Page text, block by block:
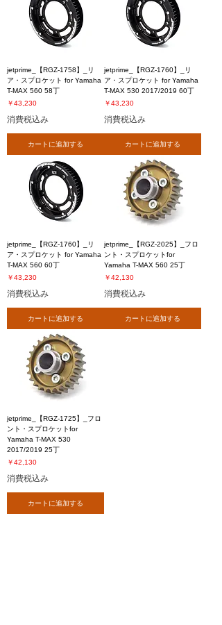
jetprime_【RGZ-1758】_リ
ア・スプロケット for Yamaha
T-MAX 560 58丁
価格
￥43,230
消費税込み
カートに追加する
jetprime_【RGZ-1760】_リ
ア・スプロケット for Yamaha
T-MAX 530 2017/2019 60丁
価格
￥43,230
消費税込み
カートに追加する
jetprime_【RGZ-1760】_リ
ア・スプロケット for Yamaha
T-MAX 560 60丁
価格
￥43,230
消費税込み
カートに追加する
jetprime_【RGZ-2025】_フロ
ント・スプロケットfor
Yamaha T-MAX 560 25丁
価格
￥42,130
消費税込み
カートに追加する
jetprime_【RGZ-1725】_フロ
ント・スプロケットfor
Yamaha T-MAX 530
2017/2019 25丁
価格
￥42,130
消費税込み
カートに追加する